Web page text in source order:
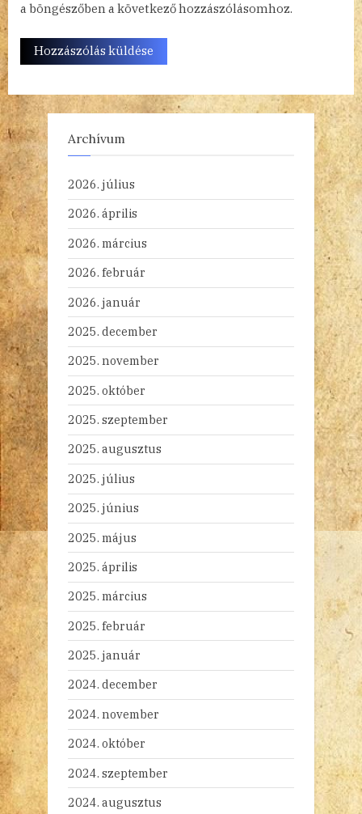
a böngészőben a következő hozzászólásomhoz.
Archívum
2026. július
2026. április
2026. március
2026. február
2026. január
2025. december
2025. november
2025. október
2025. szeptember
2025. augusztus
2025. július
2025. június
2025. május
2025. április
2025. március
2025. február
2025. január
2024. december
2024. november
2024. október
2024. szeptember
2024. augusztus